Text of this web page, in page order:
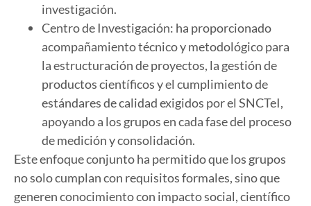
investigación.
Centro de Investigación: ha proporcionado
acompañamiento técnico y metodológico para
la estructuración de proyectos, la gestión de
productos científicos y el cumplimiento de
estándares de calidad exigidos por el SNCTeI,
apoyando a los grupos en cada fase del proceso
de medición y consolidación.
Este enfoque conjunto ha permitido que los grupos
no solo cumplan con requisitos formales, sino que
generen conocimiento con impacto social, científico